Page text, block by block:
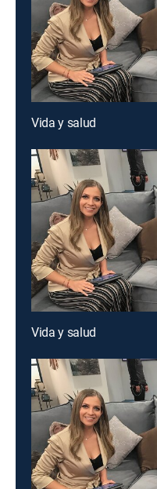
Vida y salud
Vida y salud